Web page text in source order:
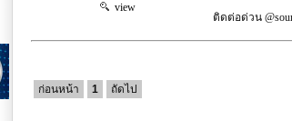
view
ติดต่อด่วน
ก่อนหน้า 1 ถัดไป